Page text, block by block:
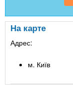
На карте
Адрес:
м. Київ